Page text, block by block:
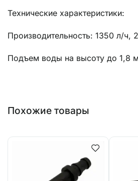
Технические характеристики:
Производительность: 1350 л/ч,
Подъем воды на высоту до 1,8 м
Похожие товары